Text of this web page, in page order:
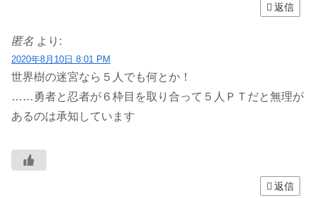
返信
匿名 より:
2020年8月10日 8:01 PM
世界樹の迷宮なら５人でも何とか！
……勇者と忍者が６枠目を取り合って５人ＰＴだと無理が
あるのは承知しています
返信